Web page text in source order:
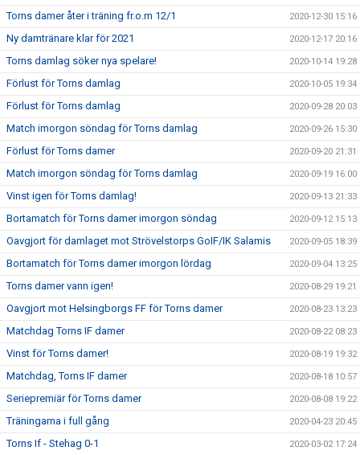
Torns damer åter i träning fr.o.m 12/1 2020-12-30 15:16
Ny damtränare klar för 2021 2020-12-17 20:16
Torns damlag söker nya spelare! 2020-10-14 19:28
Förlust för Torns damlag 2020-10-05 19:34
Förlust för Torns damlag 2020-09-28 20:03
Match imorgon söndag för Torns damlag 2020-09-26 15:30
Förlust för Torns damer 2020-09-20 21:31
Match imorgon söndag för Torns damlag 2020-09-19 16:00
Vinst igen för Torns damlag! 2020-09-13 21:33
Bortamatch för Torns damer imorgon söndag 2020-09-12 15:13
Oavgjort för damlaget mot Strövelstorps GoIF/IK Salamis 2020-09-05 18:39
Bortamatch för Torns damer imorgon lördag 2020-09-04 13:25
Torns damer vann igen! 2020-08-29 19:21
Oavgjort mot Helsingborgs FF för Torns damer 2020-08-23 13:23
Matchdag Torns IF damer 2020-08-22 08:23
Vinst för Torns damer! 2020-08-19 19:32
Matchdag, Torns IF damer 2020-08-18 10:57
Seriepremiär för Torns damer 2020-08-08 19:22
Träningarna i full gång 2020-04-23 20:45
Torns If - Stehag 0-1 2020-03-02 17:24